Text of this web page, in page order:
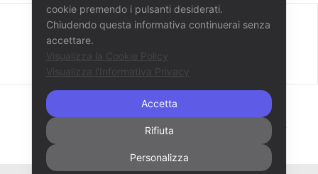
Share : Facebook Pinterest
cookie premendo i pulsanti desiderati.
Chiudendo questa informativa continuerai senza
accettare.
Visualizza la Cookie Policy
Visualizza l'Informativa Privacy
Accetta
Rifiuta
Personalizza